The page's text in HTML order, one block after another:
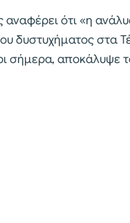
ότι «η
δυστυχήματος στα
σήμερα, αποκάλυψε